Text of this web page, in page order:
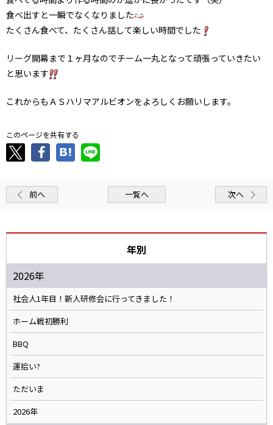
食べ出すと一瞬でなくなりました
たくさん食べて、たくさん話して楽しい時間でした
リーグ開幕まで１ヶ月なのでチーム一丸となって頑張っていきたい
と思います
これからもＡＳハリマアルビオンをよろしくお願いします。
このページを共有する
前へ 一覧へ 次へ
年別
2026年
社会人1年目！新人研修会に行ってきました！
ホーム戦初勝利
BBQ
運拾い?
ただいま
2026年